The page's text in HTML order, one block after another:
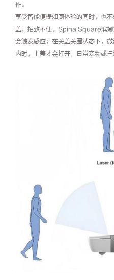
作。
享受智能便捷如厕体验的同时，也
盖，招致不便。Spina Square滨
会触发感应；在关盖关圈状态下，
内时，上盖才会打开，日常宠物或